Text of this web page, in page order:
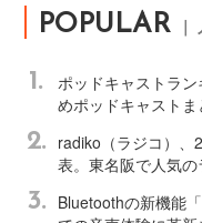
POPULAR
1.
ポッドキャストラ
めポッドキャストま
2.
radiko（ラジコ）、
表。東名阪で人気の
3.
Bluetoothの新機能